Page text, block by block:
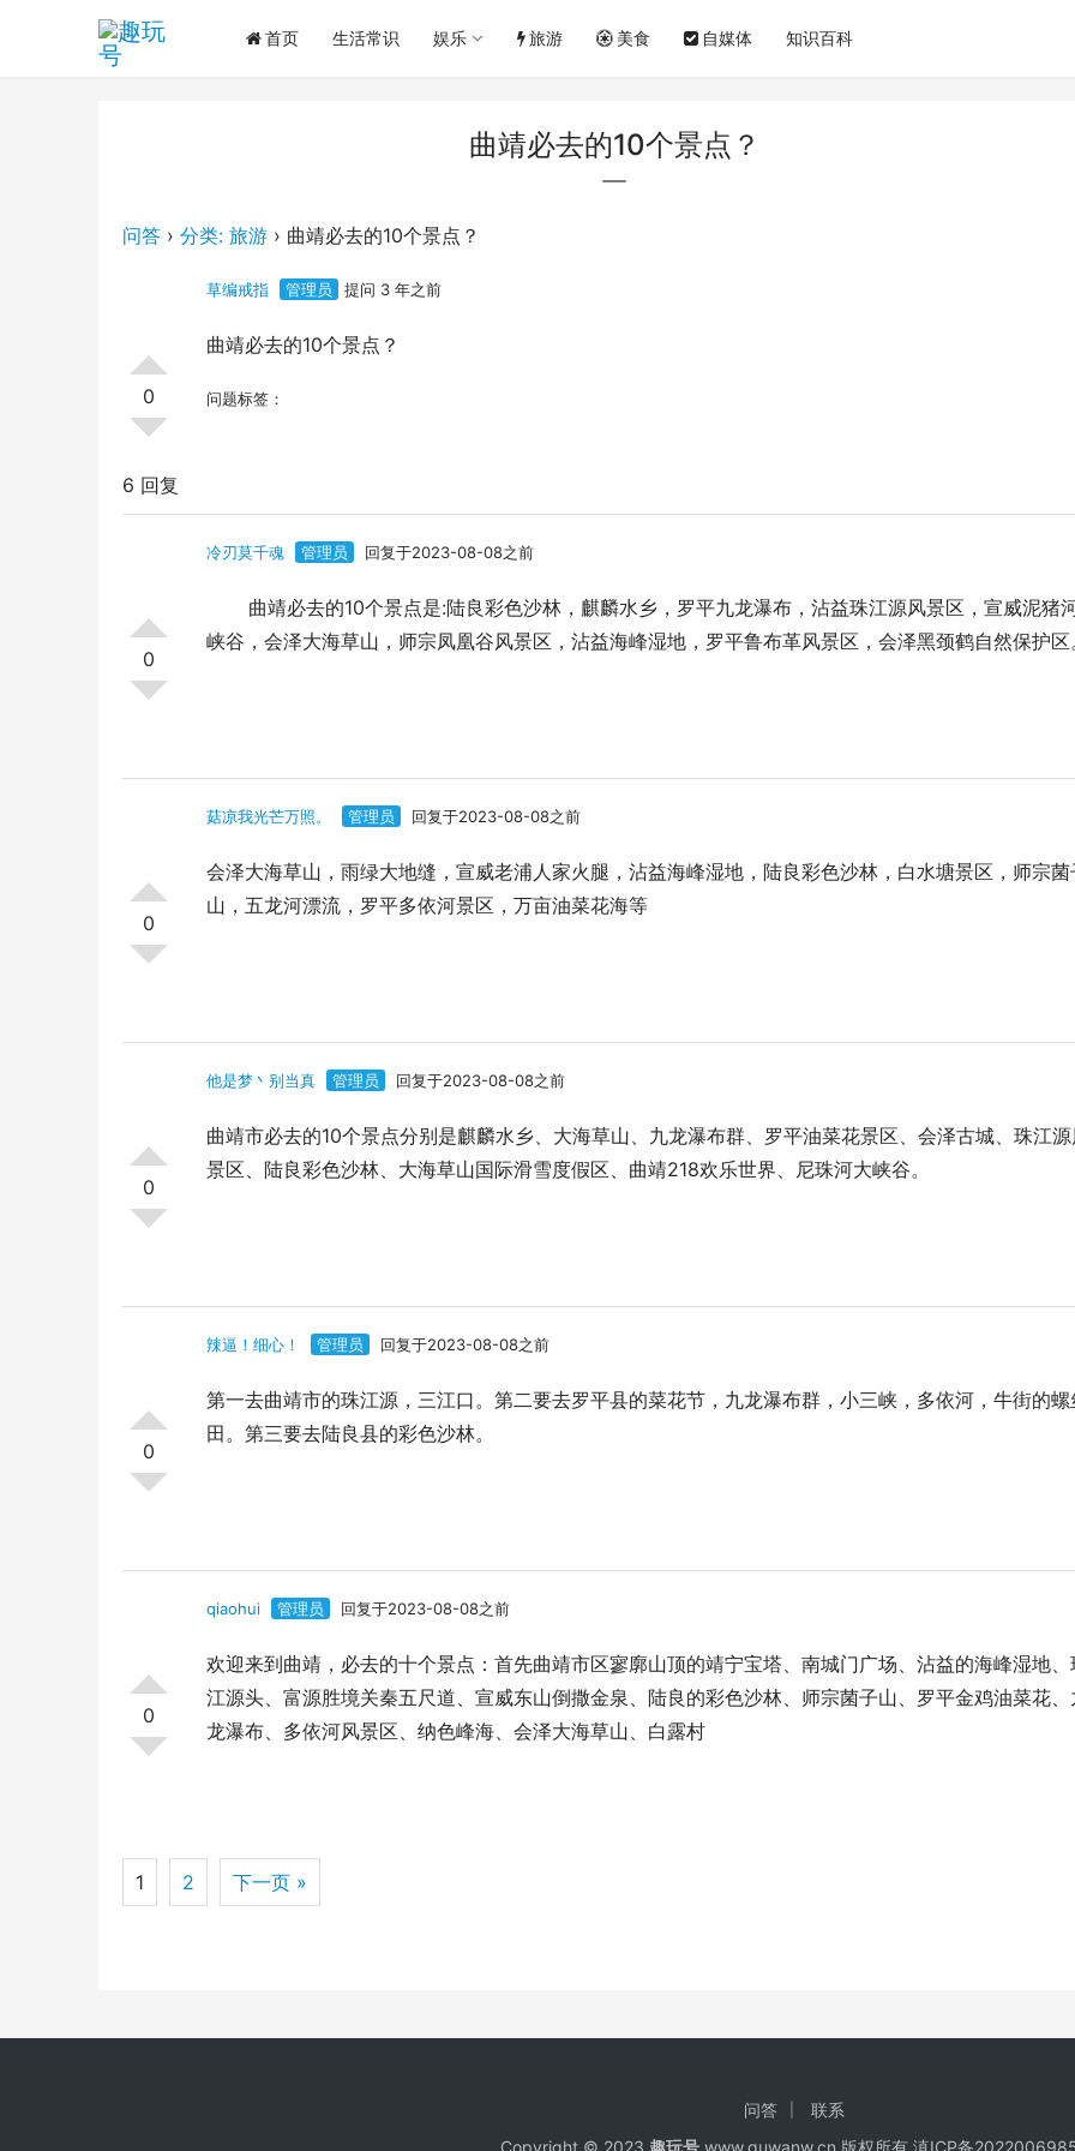
首页 生活常识 娱乐 旅游 美食 自媒体 知识百科
曲靖必去的10个景点？
问答 › 分类: 旅游 › 曲靖必去的10个景点？
0
草编戒指 管理员 提问 3 年之前
曲靖必去的10个景点？
问题标签：
6 回复
0
冷刃莫千魂 管理员 回复于2023-08-08之前
曲靖必去的10个景点是:陆良彩色沙林，麒麟水乡，罗平九龙瀑布，沾益珠江源风景区，宣威泥猪
峡谷，会泽大海草山，师宗凤凰谷风景区，沾益海峰湿地，罗平鲁布革风景区，会泽黑颈鹤自然保护区
0
菇凉我光芒万照。 管理员 回复于2023-08-08之前
会泽大海草山，雨绿大地缝，宣威老浦人家火腿，沾益海峰湿地，陆良彩色沙林，白水塘景区，师宗菌
山，五龙河漂流，罗平多依河景区，万亩油菜花海等
0
他是梦丶别当真 管理员 回复于2023-08-08之前
曲靖市必去的10个景点分别是麒麟水乡、大海草山、九龙瀑布群、罗平油菜花景区、会泽古城、珠江
景区、陆良彩色沙林、大海草山国际滑雪度假区、曲靖218欢乐世界、尼珠河大峡谷。
0
辣逼！细心！ 管理员 回复于2023-08-08之前
第一去曲靖市的珠江源，三江口。第二要去罗平县的菜花节，九龙瀑布群，小三峡，多依河，牛街的螺
田。第三要去陆良县的彩色沙林。
0
qiaohui 管理员 回复于2023-08-08之前
欢迎来到曲靖，必去的十个景点：首先曲靖市区寥廓山顶的靖宁宝塔、南城门广场、沾益的海峰湿地、
江源头、富源胜境关秦五尺道、宣威东山倒撒金泉、陆良的彩色沙林、师宗菌子山、罗平金鸡油菜花、
龙瀑布、多依河风景区、纳色峰海、会泽大海草山、白露村
1 2 下一页 »
问答
联系
Copyright © 2023 趣玩号www.quwanw.cn 版权所有 滇ICP备